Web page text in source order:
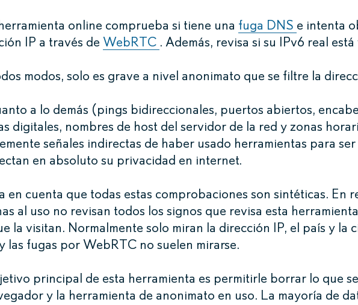
online comprueba si tiene una fuga DNS e intenta
IP a través de WebRTC . Además, revisa si su IPv6 real
modos, solo es grave a nivel anonimato que se filtre la
a lo demás (pings bidireccionales, puertos abiertos,
digitales, nombres de host del servidor de la red y zonas
señales indirectas de haber usado herramientas para
en absoluto su privacidad en internet.
en cuenta que todas estas comprobaciones son sintéticas. En
al uso no revisan todos los signos que revisa esta
la visitan. Normalmente solo miran la dirección IP, el país y la
las fugas por WebRTC no suelen mirarse.
principal de esta herramienta es permitirle borrar lo que
y la herramienta de anonimato en uso. La mayoría de